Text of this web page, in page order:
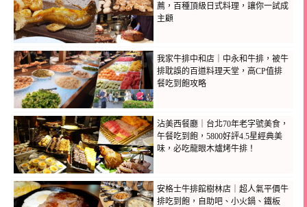
薦，百種頂級日式料理，讓你一試成
主顧
我家牛排中和店｜中永和牛排，被牛
排耽誤的百道料理天堂，高CP值排
餐吃到飽攻略
沾美西餐廳｜台北70年老字號美食，
午餐吃到飽，5800好評4.5星經典美
味，必吃龍眼木爐烤牛排！
安格士牛排館樹林店｜超人氣平價牛
排吃到飽，自助吧、小火鍋、鐵板